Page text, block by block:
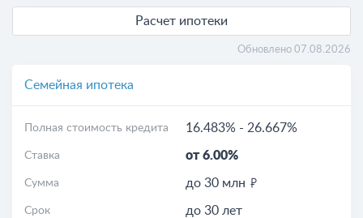
Расчет ипотеки
Обновлено 07.08.2026
Семейная ипотека
Полная стоимость кредита 16.483% - 26.667%
Ставка от 6.00%
Сумма до 30 млн
Срок до 30 лет